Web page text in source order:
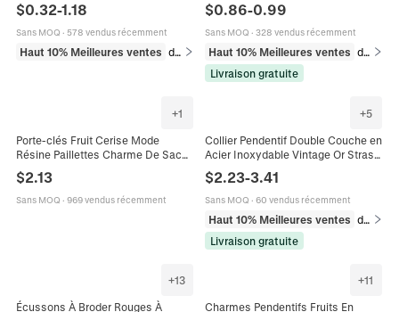
de Lapin Pêche Pomme Cerise Pour
Décoration de Sac
$0.32-1.18
Sans MOQ · 578 vendus récemment
Haut 10% Meilleures ventes dans Porte-clés
Mousqueton Bijoux Rétro Plaqué Or
14K
$0.86-0.99
Sans MOQ · 328 vendus récemment
Haut 10% Meilleures ventes
dans Bracelets
Livraison gratuite
+1
Porte-clés Fruit Cerise Mode
Résine Paillettes Charme De Sac
Accessoires
$2.13
Sans MOQ · 969 vendus récemment
+5
Collier Pendentif Double Couche en
Acier Inoxydable Vintage Or Strass
Collier de Perles Artificielles Bijoux
Femme
$2.23-3.41
Sans MOQ · 60 vendus récemment
Haut 10% Meilleures ventes
Livraison gratuite
+13
Écussons À Broder Rouges À
+11
Charmes Pendentifs Fruits En